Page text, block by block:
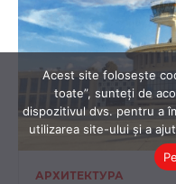
Acest site folosește
toate”, sunteți de
dispozitivul dvs. pentru a
utilizarea site-ului și a